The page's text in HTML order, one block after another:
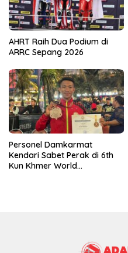
AHRT Raih Dua Podium di
ARRC Sepang 2026
Personel Damkarmat
Kendari Sabet Perak di 6th
Kun Khmer World